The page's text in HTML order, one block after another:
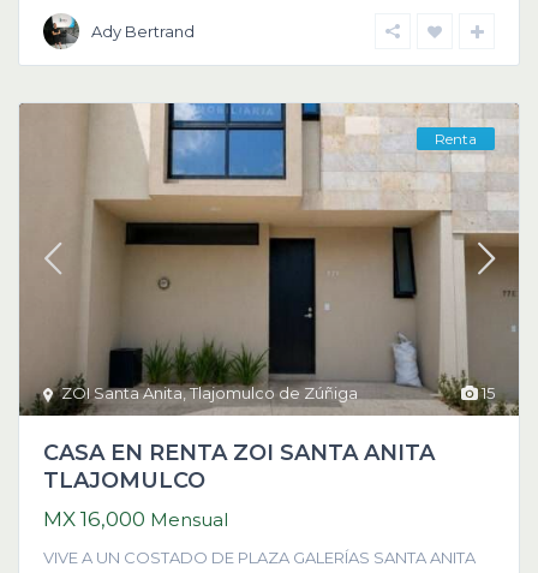
Ady Bertrand
15
ZOI Santa Anita,Tlajomulco de Zúñiga
Renta
CASA EN RENTA ZOI SANTA ANITA
TLAJOMULCO
MX 16,000 Mensual
VIVE A UN COSTADO DE PLAZA GALERÍAS SANTA ANITA